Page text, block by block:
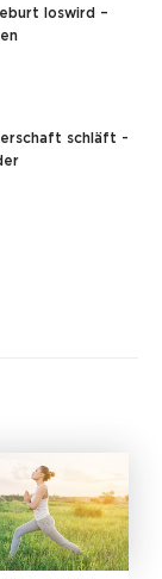
loswird –
schläft -